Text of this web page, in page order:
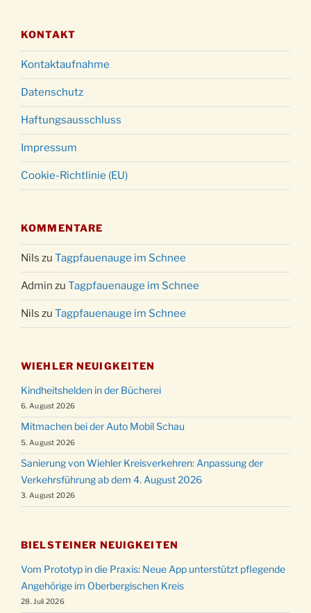
18:00 Uhr
24.12.
Christmette mit der ev. Jugend in der Kirche
um 23:00 Uhr
31.12.
Gottesdienst zu Silvester in der Kirche um
18:00 Uhr
KONTAKT
Kontaktaufnahme
Datenschutz
Haftungsausschluss
Impressum
Cookie-Richtlinie (EU)
KOMMENTARE
Nils zu Tagpfauenauge im Schnee
Admin zu Tagpfauenauge im Schnee
Nils zu Tagpfauenauge im Schnee
WIEHLER NEUIGKEITEN
Kindheitshelden in der Bücherei
6. August 2026
Mitmachen bei der Auto Mobil Schau
5. August 2026
Sanierung von Wiehler Kreisverkehren: Anpassung der
Verkehrsführung ab dem 4. August 2026
3. August 2026
BIELSTEINER NEUIGKEITEN
Vom Prototyp in die Praxis: Neue App unterstützt pflegende
Angehörige im Oberbergischen Kreis
28. Juli 2026